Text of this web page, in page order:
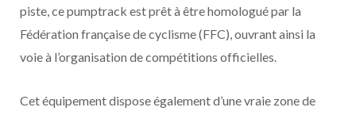
piste, ce pumptrack est prêt à être homologué par la
Fédération française de cyclisme (FFC), ouvrant ainsi la
voie à l’organisation de compétitions officielles.
Cet équipement dispose également d’une vraie zone de